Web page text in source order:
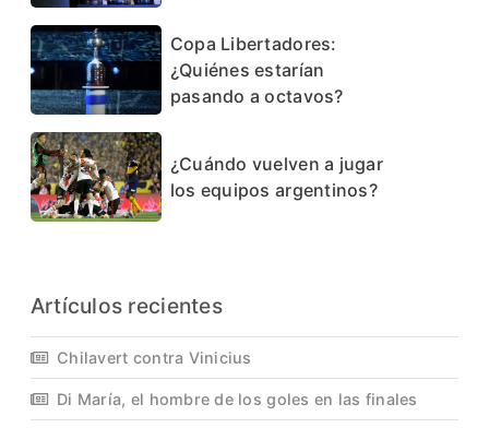
Copa Libertadores:
¿Quiénes estarían
pasando a octavos?
¿Cuándo vuelven a jugar
los equipos argentinos?
Artículos recientes
Chilavert contra Vinicius
Di María, el hombre de los goles en las finales